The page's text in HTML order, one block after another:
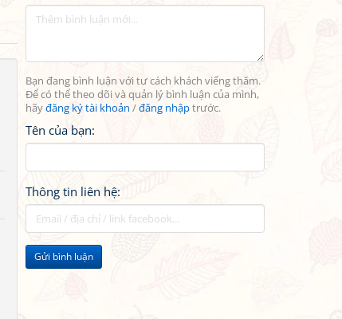
Bạn đang bình luận với tư cách khách viếng thăm.
Để có thể theo dõi và quản lý bình luận của mình,
hãyđăng ký tài khoản /đăng nhậptrước.
Tên của bạn:
Thông tin liên hệ:
Gửi bình luận